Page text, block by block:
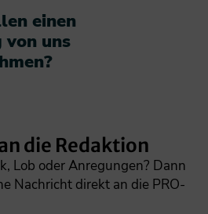
einen
uns
die Redaktion
Lob oder Anregungen? Dann
Nachricht direkt an die PRO-